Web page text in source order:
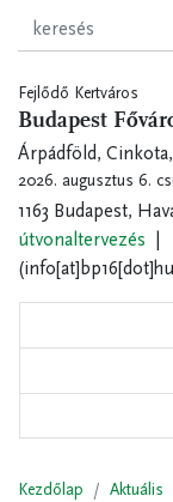
Fejlődő Kertváros
Budapest
Árpádföld,
2026. augusztus 6.
1163 Budapest,
útvonaltervezés
Kezdőlap Aktuális